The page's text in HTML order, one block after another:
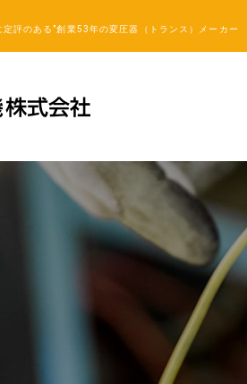
評のある”創業53年の変圧器（トランス）メーカー